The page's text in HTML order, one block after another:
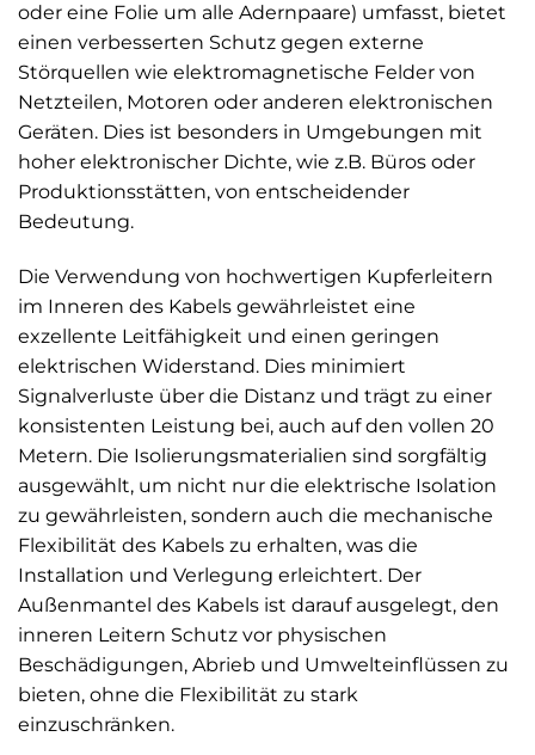
oder eine Folie um alle Adernpaare) umfasst, bietet
einen verbesserten Schutz gegen externe
Störquellen wie elektromagnetische Felder von
Netzteilen, Motoren oder anderen elektronischen
Geräten. Dies ist besonders in Umgebungen mit
hoher elektronischer Dichte, wie z.B. Büros oder
Produktionsstätten, von entscheidender
Bedeutung.
Die Verwendung von hochwertigen Kupferleitern
im Inneren des Kabels gewährleistet eine
exzellente Leitfähigkeit und einen geringen
elektrischen Widerstand. Dies minimiert
Signalverluste über die Distanz und trägt zu einer
konsistenten Leistung bei, auch auf den vollen 20
Metern. Die Isolierungsmaterialien sind sorgfältig
ausgewählt, um nicht nur die elektrische Isolation
zu gewährleisten, sondern auch die mechanische
Flexibilität des Kabels zu erhalten, was die
Installation und Verlegung erleichtert. Der
Außenmantel des Kabels ist darauf ausgelegt, den
inneren Leitern Schutz vor physischen
Beschädigungen, Abrieb und Umwelteinflüssen zu
bieten, ohne die Flexibilität zu stark
einzuschränken.